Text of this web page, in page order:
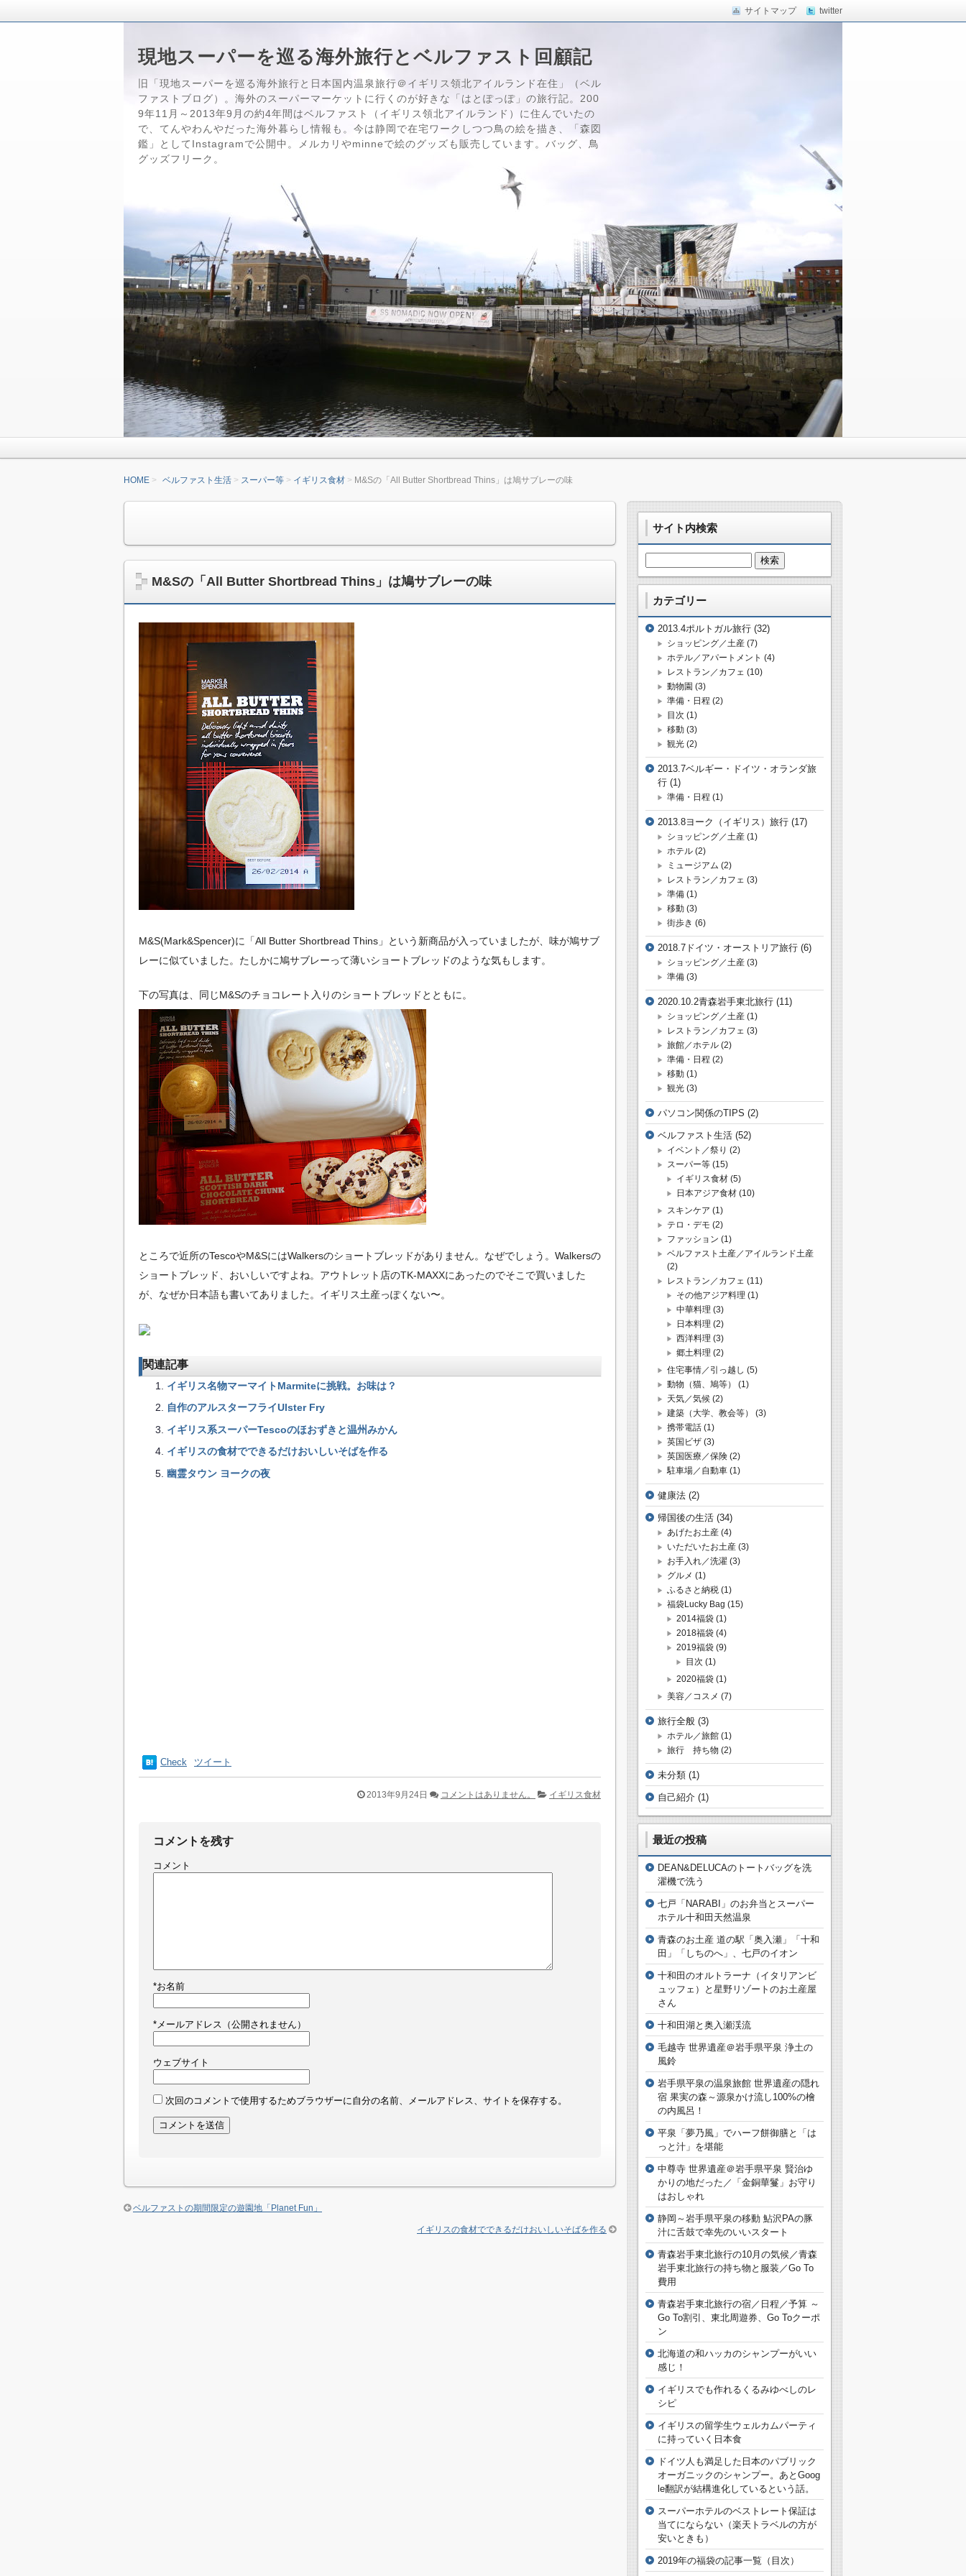
サイトマップ twitter
現地スーパーを巡る海外旅行とベルファスト回顧記
旧「現地スーパーを巡る海外旅行と日本国内温泉旅行＠イギリス領北アイルランド在住」（ベル
ファストブログ）。海外のスーパーマーケットに行くのが好きな「はとぽっぽ」の旅行記。200
9年11月～2013年9月の約4年間はベルファスト（イギリス領北アイルランド）に住んでいたの
で、てんやわんやだった海外暮らし情報も。今は静岡で在宅ワークしつつ鳥の絵を描き、「森図
鑑」としてInstagramで公開中。メルカリやminneで絵のグッズも販売しています。バッグ、鳥
グッズフリーク。
HOME ベルファスト生活 スーパー等 イギリス食材 M&Sの「All Butter Shortbread Thins」は鳩サブレーの味
M&Sの「All Butter Shortbread Thins」は鳩サブレーの味
M&S(Mark&Spencer)に「All Butter Shortbread Thins」という新商品が入っていましたが、味が鳩サブ
レーに似ていました。たしかに鳩サブレーって薄いショートブレッドのような気もします。
下の写真は、同じM&Sのチョコレート入りのショートブレッドとともに。
ところで近所のTescoやM&SにはWalkersのショートブレッドがありません。なぜでしょう。Walkersの
ショートブレッド、おいしいですよね。アウトレット店のTK-MAXXにあったのでそこで買いました
が、なぜか日本語も書いてありました。イギリス土産っぽくない〜。
関連記事
イギリス名物マーマイトMarmiteに挑戦。お味は？
自作のアルスターフライUlster Fry
イギリス系スーパーTescoのほおずきと温州みかん
イギリスの食材でできるだけおいしいそばを作る
幽霊タウン ヨークの夜
Check ツイート
2013年9月24日 コメントはありません。 イギリス食材
コメントを残す
コメント
*お名前
*メールアドレス（公開されません）
ウェブサイト
次回のコメントで使用するためブラウザーに自分の名前、メールアドレス、サイトを保存する。
ベルファストの期間限定の遊園地「Planet Fun」
イギリスの食材でできるだけおいしいそばを作る
サイト内検索
カテゴリー
2013.4ポルトガル旅行 (32)
ショッピング／土産 (7)
ホテル／アパートメント (4)
レストラン／カフェ (10)
動物園 (3)
準備・日程 (2)
目次 (1)
移動 (3)
観光 (2)
2013.7ベルギー・ドイツ・オランダ旅
行 (1)
準備・日程 (1)
2013.8ヨーク（イギリス）旅行 (17)
ショッピング／土産 (1)
ホテル (2)
ミュージアム (2)
レストラン／カフェ (3)
準備 (1)
移動 (3)
街歩き (6)
2018.7ドイツ・オーストリア旅行 (6)
ショッピング／土産 (3)
準備 (3)
2020.10.2青森岩手東北旅行 (11)
ショッピング／土産 (1)
レストラン／カフェ (3)
旅館／ホテル (2)
準備・日程 (2)
移動 (1)
観光 (3)
パソコン関係のTIPS (2)
ベルファスト生活 (52)
イベント／祭り (2)
スーパー等 (15)
イギリス食材 (5)
日本アジア食材 (10)
スキンケア (1)
テロ・デモ (2)
ファッション (1)
ベルファスト土産／アイルランド土産
(2)
レストラン／カフェ (11)
その他アジア料理 (1)
中華料理 (3)
日本料理 (2)
西洋料理 (3)
郷土料理 (2)
住宅事情／引っ越し (5)
動物（猫、鳩等）
(1)
天気／気候 (2)
建築（大学、教会等）
(3)
携帯電話 (1)
英国ビザ (3)
英国医療／保険 (2)
駐車場／自動車 (1)
健康法 (2)
帰国後の生活 (34)
あげたお土産 (4)
いただいたお土産 (3)
お手入れ／洗濯 (3)
グルメ (1)
ふるさと納税 (1)
福袋Lucky Bag (15)
2014福袋 (1)
2018福袋 (4)
2019福袋 (9)
目次 (1)
2020福袋 (1)
美容／コスメ (7)
旅行全般 (3)
ホテル／旅館 (1)
旅行 持ち物 (2)
未分類 (1)
自己紹介 (1)
最近の投稿
DEAN&DELUCAのトートバッグを洗
濯機で洗う
七戸「NARABI」のお弁当とスーパー
ホテル十和田天然温泉
青森のお土産 道の駅「奥入瀬」「十和
田」「しちのへ」、七戸のイオン
十和田のオルトラーナ（イタリアンビ
ュッフェ）と星野リゾートのお土産屋
さん
十和田湖と奥入瀬渓流
毛越寺 世界遺産＠岩手県平泉 浄土の
風鈴
岩手県平泉の温泉旅館 世界遺産の隠れ
宿 果実の森～源泉かけ流し100%の檜
の内風呂！
平泉「夢乃風」でハーフ餅御膳と「は
っと汁」を堪能
中尊寺 世界遺産＠岩手県平泉 賢治ゆ
かりの地だった／「金銅華鬘」お守り
はおしゃれ
静岡～岩手県平泉の移動 鮎沢PAの豚
汁に舌鼓で幸先のいいスタート
青森岩手東北旅行の10月の気候／青森
岩手東北旅行の持ち物と服装／Go To
費用
青森岩手東北旅行の宿／日程／予算 ～
Go To割引、東北周遊券、Go Toクーポ
ン
北海道の和ハッカのシャンプーがいい
感じ！
イギリスでも作れるくるみゆべしのレ
シピ
イギリスの留学生ウェルカムパーティ
に持っていく日本食
ドイツ人も満足した日本のパブリック
オーガニックのシャンプー。あとGoog
le翻訳が結構進化しているという話。
スーパーホテルのベストレート保証は
当てにならない（楽天トラベルの方が
安いときも）
2019年の福袋の記事一覧（目次）